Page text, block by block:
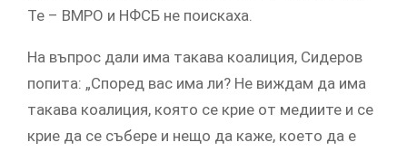
Те – ВМРО и НФСБ не поискаха.
На въпрос дали има такава коалиция, Сидеров
попита: „Според вас има ли? Не виждам да има
такава коалиция, която се крие от медиите и се
крие да се събере и нещо да каже, което да е